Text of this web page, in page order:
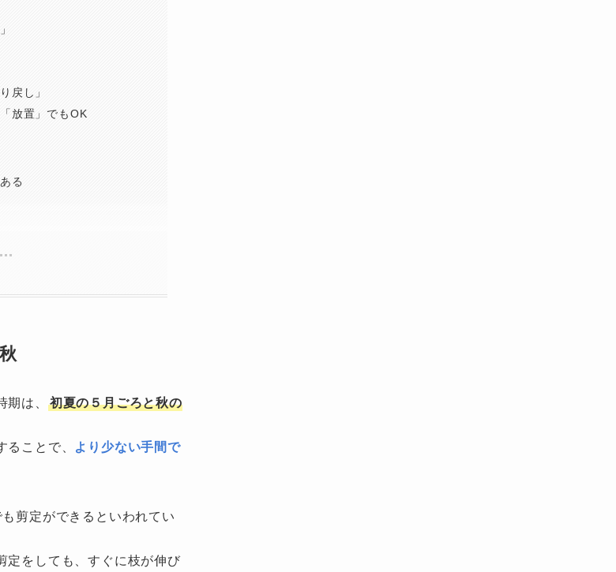
戻し」
放置」でもOK
る
は、
初夏の５月ごろと秋の
ことで、 より少ない手間で
剪定ができるといわれてい
定をしても、すぐに枝が伸び